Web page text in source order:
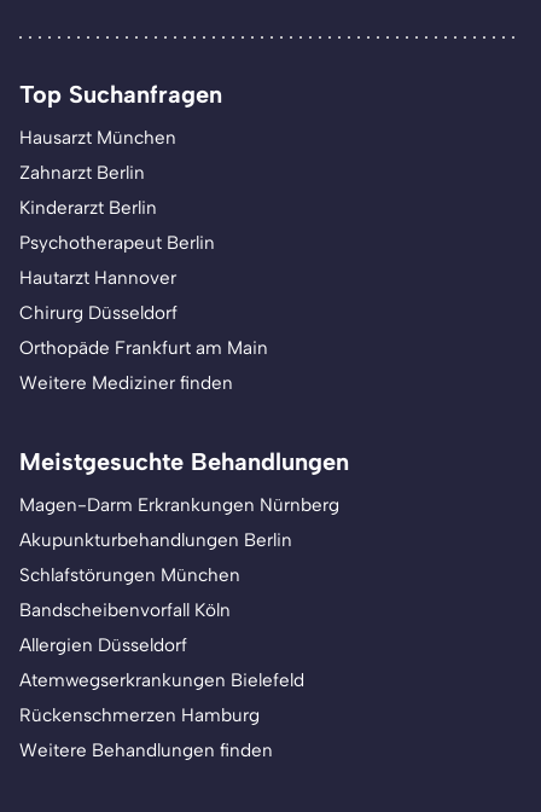
Top Suchanfragen
Hausarzt München
Zahnarzt Berlin
Kinderarzt Berlin
Psychotherapeut Berlin
Hautarzt Hannover
Chirurg Düsseldorf
Orthopäde Frankfurt am Main
Weitere Mediziner finden
Meistgesuchte Behandlungen
Magen-Darm Erkrankungen Nürnberg
Akupunkturbehandlungen Berlin
Schlafstörungen München
Bandscheibenvorfall Köln
Allergien Düsseldorf
Atemwegserkrankungen Bielefeld
Rückenschmerzen Hamburg
Weitere Behandlungen finden